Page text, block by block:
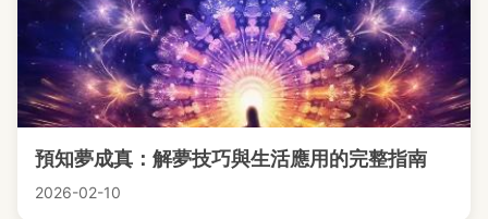
預知夢成真：解夢技巧與生活應用的完整指南
2026-02-10